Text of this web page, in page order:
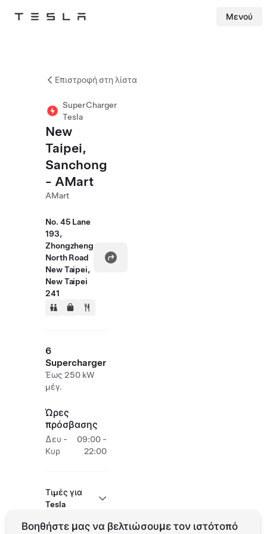
Tesla Μενού
Επιστροφή στη λίστα
SuperCharger
Tesla
New
Taipei,
Sanchong
- AMart
AMart
No. 45 Lane
193,
Zhongzheng
North Road
New Taipei,
New Taipei
241
6
Supercharger
Έως 250 kW
μέγ.
Ώρες
πρόσβασης
Δευ -
Κυρ
09:00 -
22:00
Τιμές για
Tesla
Βοηθήστε μας να βελτιώσουμε τον ιστότοπό